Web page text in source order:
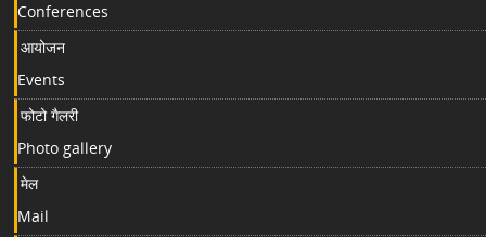
Conferences
आयोजन
Events
फोटो गैलरी
Photo gallery
मेल
Mail